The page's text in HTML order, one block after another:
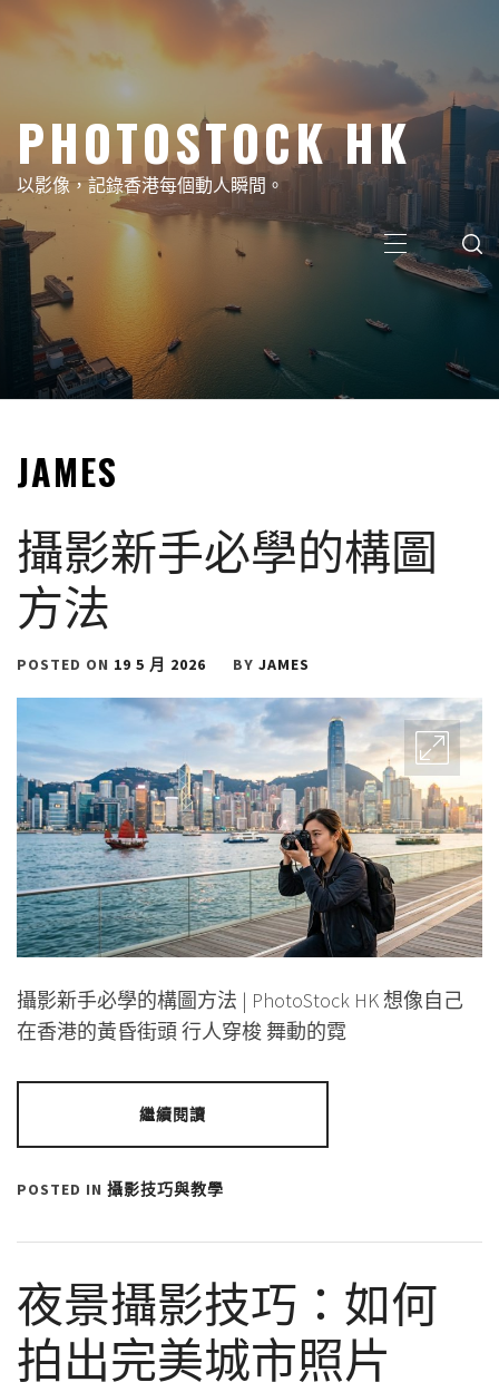
PHOTOSTOCK HK
以影像，記錄香港每個動人瞬間。
Primary
Menu
JAMES
攝影新手必學的構圖
方法
POSTED ON 19 5 月 2026 BY JAMES
攝影新手必學的構圖方法 | PhotoStock HK 想像自己
在香港的黃昏街頭 行人穿梭 舞動的霓
繼續閱讀
POSTED IN 攝影技巧與教學
夜景攝影技巧：如何
拍出完美城市照片